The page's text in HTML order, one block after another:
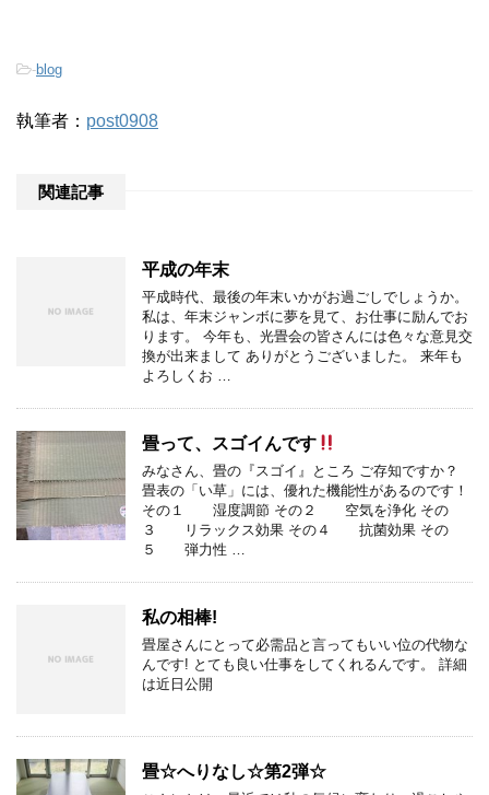
-blog
執筆者： post0908
関連記事
平成の年末
平成時代、最後の年末いかがお過ごしでしょうか。
私は、年末ジャンボに夢を見て、お仕事に励んでお
ります。 今年も、光畳会の皆さんには色々な意見交
換が出来まして ありがとうございました。 来年も
よろしくお …
畳って、スゴイんです
みなさん、畳の『スゴイ』ところ ご存知ですか？
畳表の「い草」には、優れた機能性があるのです！
その１ 湿度調節 その２ 空気を浄化 その
３ リラックス効果 その４ 抗菌効果 その
５ 弾力性 …
私の相棒!
畳屋さんにとって必需品と言ってもいい位の代物な
んです! とても良い仕事をしてくれるんです。 詳細
は近日公開
畳☆へりなし☆第2弾☆